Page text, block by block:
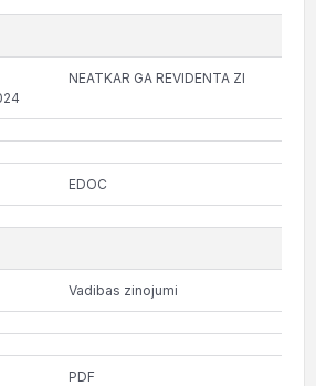
NEATKAR GA REVIDENTA ZI
EDOC
Vadibas zinojumi
PDF